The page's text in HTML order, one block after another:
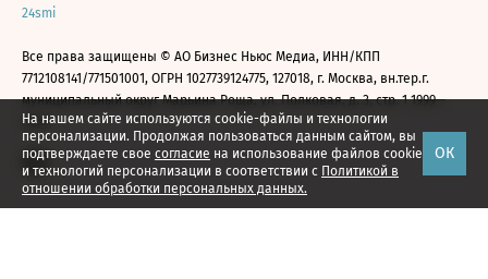
На нашем сайте используются cookie-файлы и технологии
персонализации. Продолжая пользоваться данным сайтом, вы
подтверждаете свое согласие на использование файлов cookie
и технологий персонализации в соответствии с Политикой в
отношении обработки персональных данных.
ОК
24smi
Все права защищены © АО Бизнес Ньюс Медиа, ИНН/КПП
7712108141/771501001, ОГРН 1027739124775, 127018, г. Москва, вн.тер.г.
муниципальный округ Марьина Роща, ул. Полковая, д. 3, стр. 1 1999—
2026